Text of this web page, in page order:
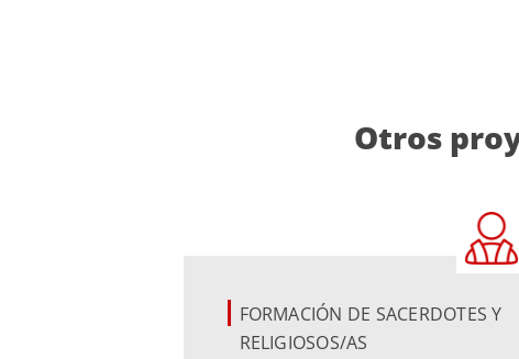
Otros
FORMACIÓN DE SACERDOTES Y
RELIGIOSOS/AS